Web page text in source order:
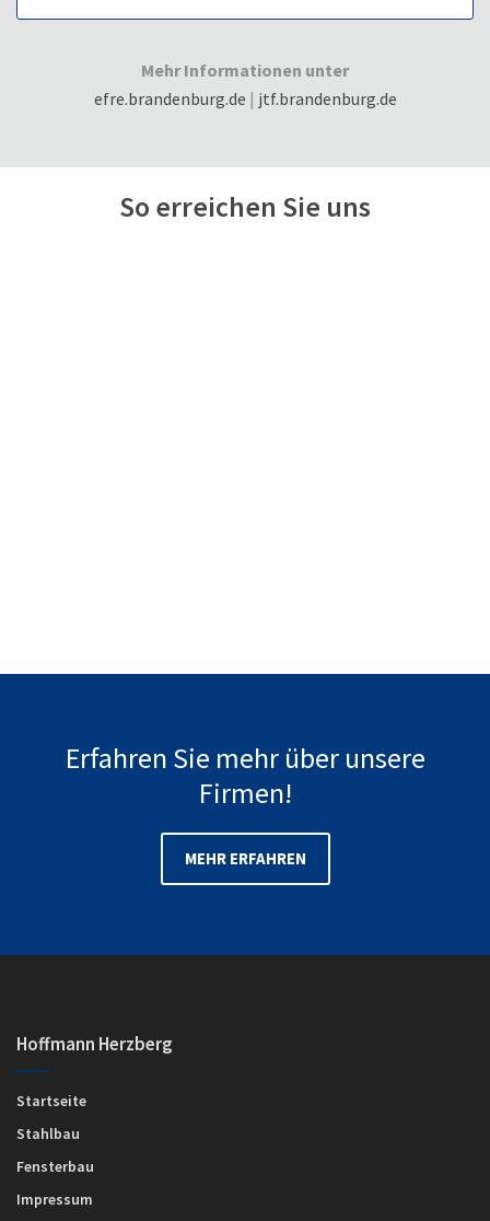
Mehr Informationen unter
efre.brandenburg.de | jtf.brandenburg.de
So erreichen Sie uns
Erfahren Sie mehr über unsere
Firmen!
MEHR ERFAHREN
Hoffmann Herzberg
Startseite
Stahlbau
Fensterbau
Impressum